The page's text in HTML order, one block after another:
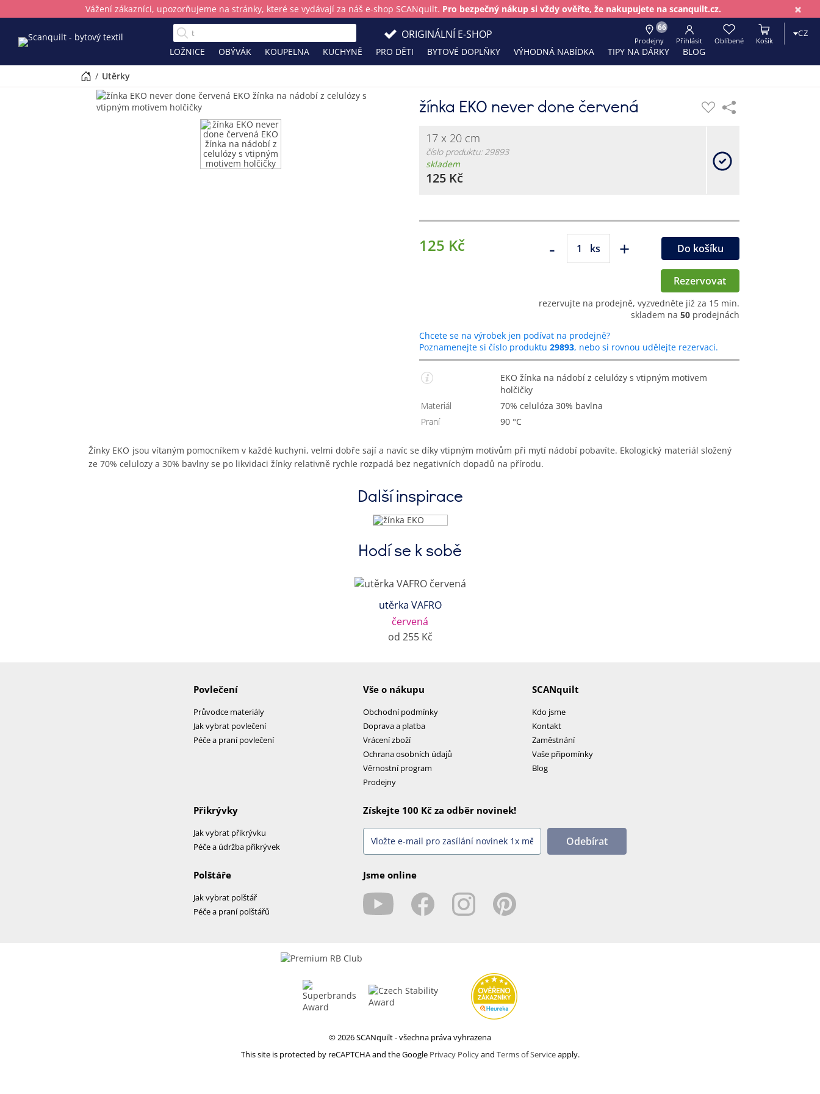
×
Vážení zákazníci, upozorňujeme na stránky, které se vydávají za náš e-shop SCANquilt. Pro bezpečný nákup si vždy ověřte, že nakupujete na scanquilt.cz.
LOŽNICE OBÝVÁK KOUPELNA KUCHYNĚ PRO DĚTI BYTOVÉ DOPLŇKY VÝHODNÁ NABÍDKA TIPY NA DÁRKY BLOG
66
Prodejny Přihlásit Oblíbené Košík
CZ
ORIGINÁLNÍ E-SHOP
/ utěrky
žínka EKO never done červená
17 x 20 cm
číslo produktu: 29893
skladem
125 Kč
125 Kč - ks + Do košíku
Rezervovat
rezervujte na prodejně, vyzvedněte již za 15 min.
skladem na 50 prodejnách
Chcete se na výrobek jen podívat na prodejně?
Poznamenejte si číslo produktu 29893, nebo si rovnou udělejte rezervaci.
EKO žínka na nádobí z celulózy s vtipným motivem
holčičky
Materiál
70% celulóza 30% bavlna
Praní
90 °C
Žínky EKO jsou vítaným pomocníkem v každé kuchyni, velmi dobře sají a navíc se díky vtipným motivům při mytí nádobí pobavíte. Ekologický materiál složený
ze 70% celulozy a 30% bavlny se po likvidaci žínky relativně rychle rozpadá bez negativních dopadů na přírodu.
Další inspirace
Hodí se k sobě
utěrka VAFRO
červená
od 255 Kč
Povlečení
Průvodce materiály
Jak vybrat povlečení
Péče a praní povlečení
Vše o nákupu
Obchodní podmínky
Doprava a platba
Vrácení zboží
Ochrana osobních údajů
Věrnostní program
Prodejny
SCANquilt
Kdo jsme
Kontakt
Zaměstnání
Vaše připomínky
Blog
Přikrývky
Jak vybrat přikrývku
Péče a údržba přikrývek
Polštáře
Jak vybrat polštář
Péče a praní polštářů
Získejte 100 Kč za odběr novinek!
Odebírat
Jsme online
© 2026 SCANquilt - všechna práva vyhrazena
This site is protected by reCAPTCHA and the Google Privacy Policyand Terms of Serviceapply.